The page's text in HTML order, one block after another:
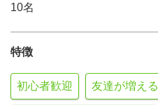
10名
特徴
初心者歓迎 友達が増える